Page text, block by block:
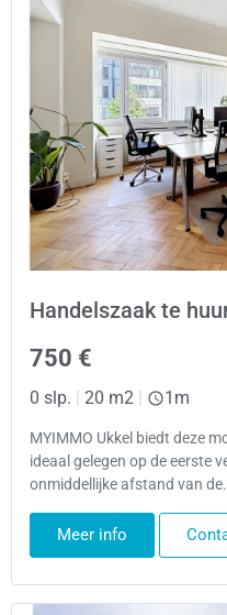
Handelszaak te
750 €
0 slp. | 20 m2 | 1m
MYIMMO Ukkel biedt deze
ideaal gelegen op de eerste
onmiddellijke afstand van
Meer info